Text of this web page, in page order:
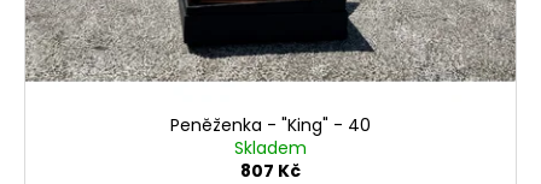
Peněženka - "King" - 40
Skladem
807 Kč